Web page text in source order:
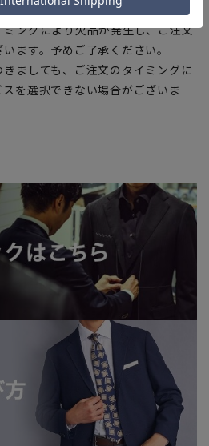
品在庫を共有しております関係
ングにより欠品が発生し、ご注文
ます。予めご了承ください。
ましても、ご注文のタイミングに
を選択できない場合がございま